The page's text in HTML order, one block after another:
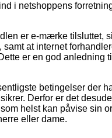
i netshoppens
er e-mærke tilsluttet,
at internet
er en god anledning
betingelser der
Derfor er det
helst kan påvise sin
eller dame.